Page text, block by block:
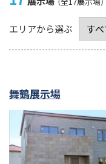
エリアから選ぶ
舞鶴展示場